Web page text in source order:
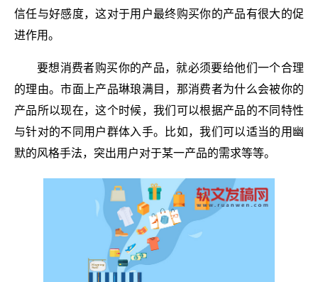
信任与好感度，这对于用户最终购买你的产品有很大的促
进作用。
要想消费者购买你的产品，就必须要给他们一个合理
的理由。市面上产品琳琅满目，那消费者为什么会被你的
产品所以现在，这个时候，我们可以根据产品的不同特性
与针对的不同用户群体入手。比如，我们可以适当的用幽
默的风格手法，突出用户对于某一产品的需求等等。